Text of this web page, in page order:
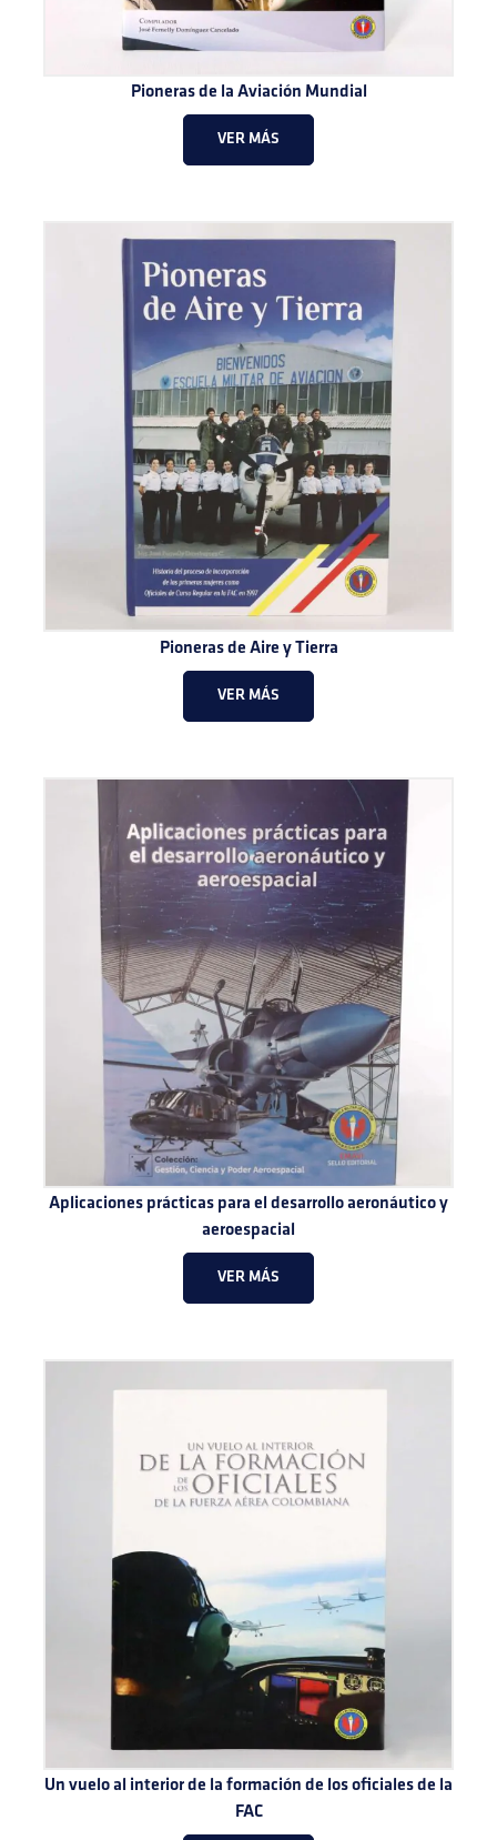
Pioneras de la Aviación Mundial
VER MÁS
Pioneras de Aire y Tierra
VER MÁS
Aplicaciones prácticas para el desarrollo aeronáutico y
aeroespacial
VER MÁS
Un vuelo al interior de la formación de los oficiales de la
FAC